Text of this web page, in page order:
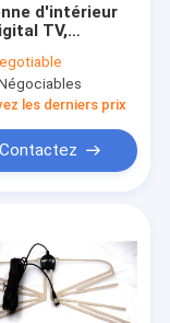
d'intérieur
TV,
propulseur de
d'Usb
les derniers prix
Contactez